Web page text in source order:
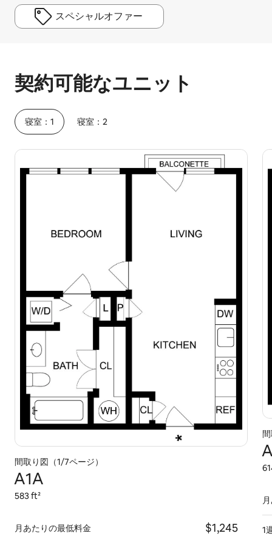
スペシャルオファー
契約可能なユニット
寝室：1 寝室：2
間取り図（1/7ページ）
A1A
583 ft²
月あたりの最低料金 $1,245 1